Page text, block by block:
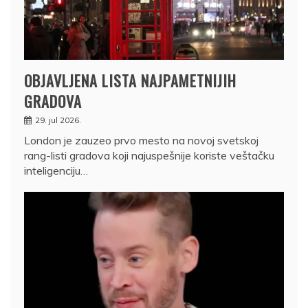
OBJAVLJENA LISTA NAJPAMETNIJIH
GRADOVA
29. jul 2026.
London je zauzeo prvo mesto na novoj svetskoj
rang-listi gradova koji najuspešnije koriste veštačku
inteligenciju…